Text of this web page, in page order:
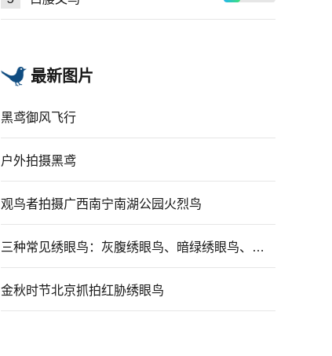
最新图片
黑鸢御风飞行
户外拍摄黑鸢
观鸟者拍摄广西南宁南湖公园火烈鸟
三种常见绣眼鸟：灰腹绣眼鸟、暗绿绣眼鸟、红胁绣眼鸟
金秋时节北京抓拍红胁绣眼鸟